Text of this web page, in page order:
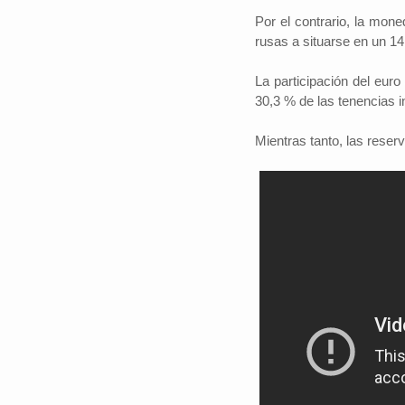
Por el contrario, la
rusas a situarse en un
La participación del
30,3 % de las tenencias
Mientras tanto, las
#iloveSCZ
Periodistas por el
político.La
Santa Cruz